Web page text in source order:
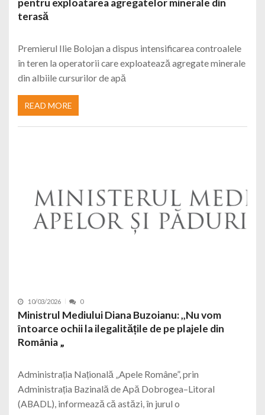
pentru exploatarea agregatelor minerale din
terasă
Premierul Ilie Bolojan a dispus intensificarea controalele
în teren la operatorii care exploatează agregate minerale
din albiile cursurilor de apă
READ MORE
10/03/2026 0
Ministrul Mediului Diana Buzoianu: ,,Nu vom
întoarce ochii la ilegalitățile de pe plajele din
România „
Administrația Națională „Apele Române”, prin
Administrația Bazinală de Apă Dobrogea–Litoral
(ABADL), informează că astăzi, în jurul o